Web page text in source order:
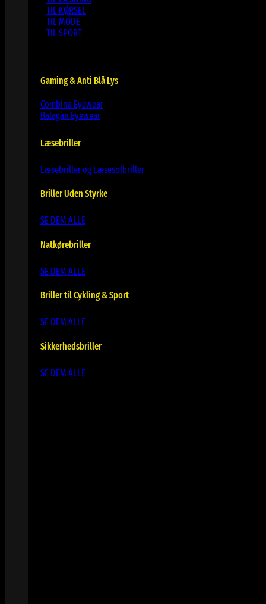
TIL KØRSEL
TIL MODE
TIL SPORT
Gaming & Anti Blå Lys
Combina Eyewear
Balagan Eyewear
Læsebriller
Læsebriller og Læsesolbriller
Briller Uden Styrke
SE DEM ALLE
Natkørebriller
SE DEM ALLE
Briller til Cykling & Sport
SE DEM ALLE
Sikkerhedsbriller
SE DEM ALLE